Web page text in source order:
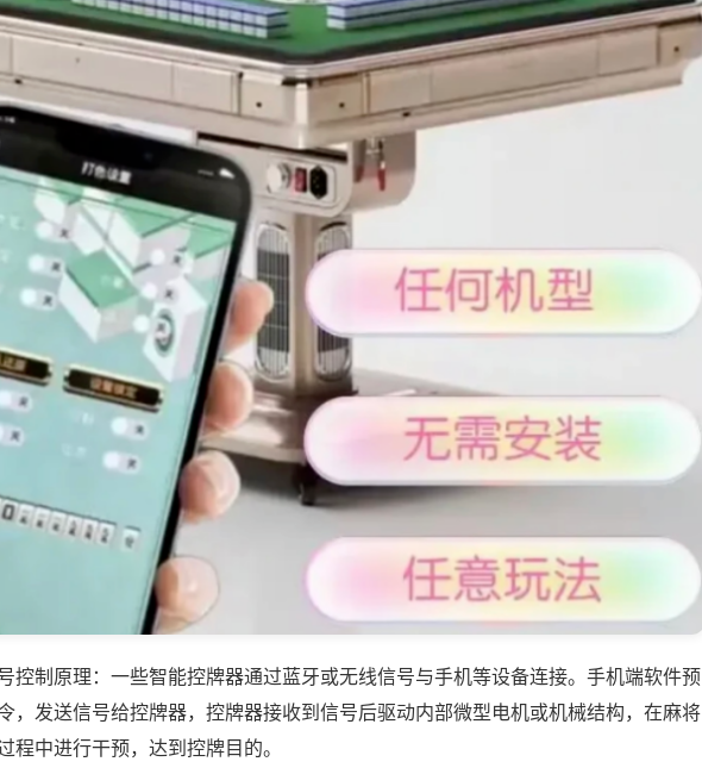
控制原理：一些智能控牌器通过蓝牙或无线信号与手机等设备连接。手机端软件预
，发送信号给控牌器，控牌器接收到信号后驱动内部微型电机或机械结构，在麻将
程中进行干预，达到控牌目的。